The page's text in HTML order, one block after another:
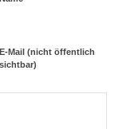
E-Mail (nicht öffentlich
sichtbar)